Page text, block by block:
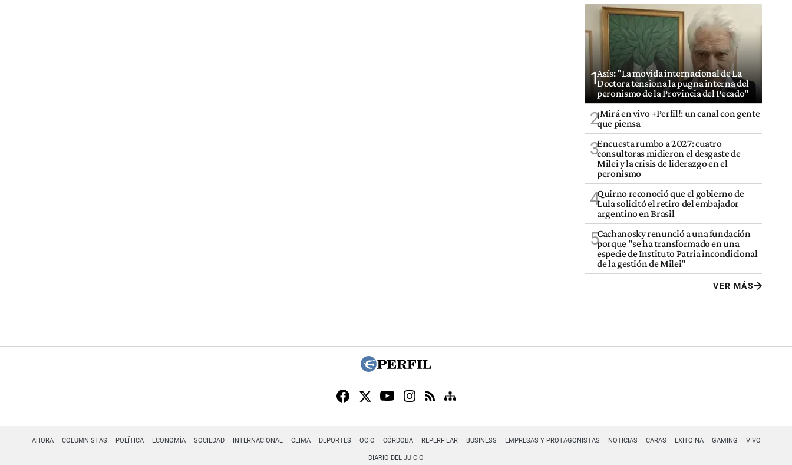
1Asís: "La movida internacional de La
Doctora tensiona la pugna interna del
peronismo de la Provincia del Pecado"
2¡Mirá en vivo +Perfil!: un canal con gente
que piensa
3Encuesta rumbo a 2027: cuatro
consultoras midieron el desgaste de
Milei y la crisis de liderazgo en el
peronismo
4Quirno reconoció que el gobierno de
Lula solicitó el retiro del embajador
argentino en Brasil
5Cachanosky renunció a una fundación
porque "se ha transformado en una
especie de Instituto Patria incondicional
de la gestión de Milei"
VER MÁS
AHORA COLUMNISTAS POLÍTICA ECONOMÍA SOCIEDAD INTERNACIONAL CLIMA DEPORTES OCIO CÓRDOBA REPERFILAR BUSINESS EMPRESAS Y PROTAGONISTAS NOTICIAS CARAS EXITOINA GAMING VIVO
DIARIO DEL JUICIO